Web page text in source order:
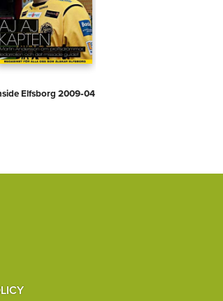
Elfsborg 2009‑04